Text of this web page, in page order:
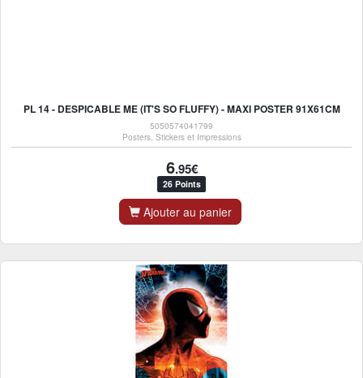
PL 14 - DESPICABLE ME (IT'S SO FLUFFY) - MAXI POSTER 91X61CM
5050574041799
Posters, Stickers et Impressions
6.95€
26 Points
Ajouter au panier